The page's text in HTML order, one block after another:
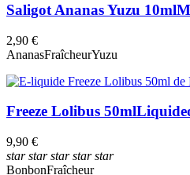
Saligot Ananas Yuzu 10ml
2,90 €
AnanasFraîcheurYuzu
Freeze Lolibus 50ml
9,90 €
starstarstarstarstar
BonbonFraîcheur